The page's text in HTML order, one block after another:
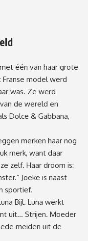
één van haar grote
model werd
was. Ze werd
de wereld en
Dolce & Gabbana,
merken haar nog
merk, want daar
zelf. Haar droom is:
Joeke is naast
sportief.
Bijl. Luna werkt
uit… Strijen. Moeder
meiden uit de